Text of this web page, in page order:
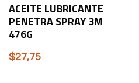
ACEITE LUBRICANTE
PENETRA SPRAY 3M
476G
$27,75